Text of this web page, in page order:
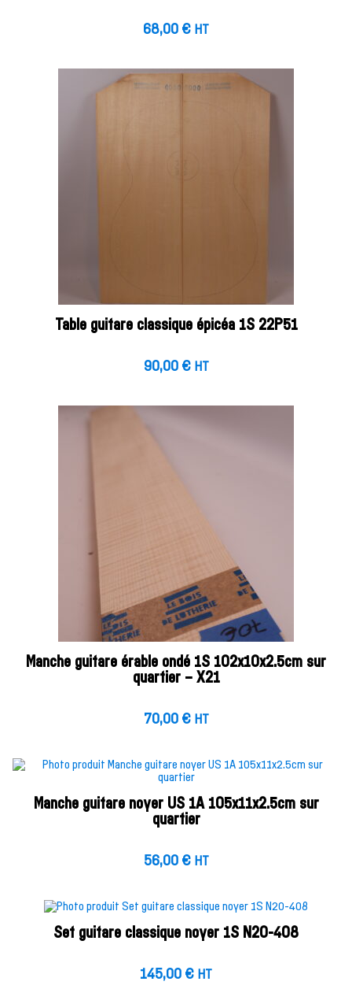
68,00 € HT
Table guitare classique épicéa 1S 22P51
90,00 € HT
Manche guitare érable ondé 1S 102x10x2.5cm sur
quartier – X21
70,00 € HT
Manche guitare noyer US 1A 105x11x2.5cm sur
quartier
56,00 € HT
Set guitare classique noyer 1S N20-408
145,00 € HT